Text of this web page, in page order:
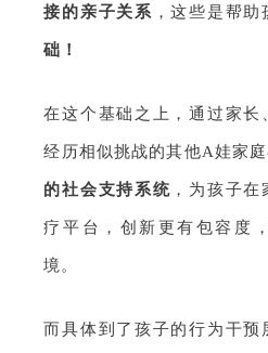
接的亲子关系 ，这些是帮助
础！
在这个基础之上，通过家长
经历相似挑战的其他A娃家
的社会支持系统 ，为孩子
疗平台，创新更有包容度
境。
而具体到了孩子的行为干预